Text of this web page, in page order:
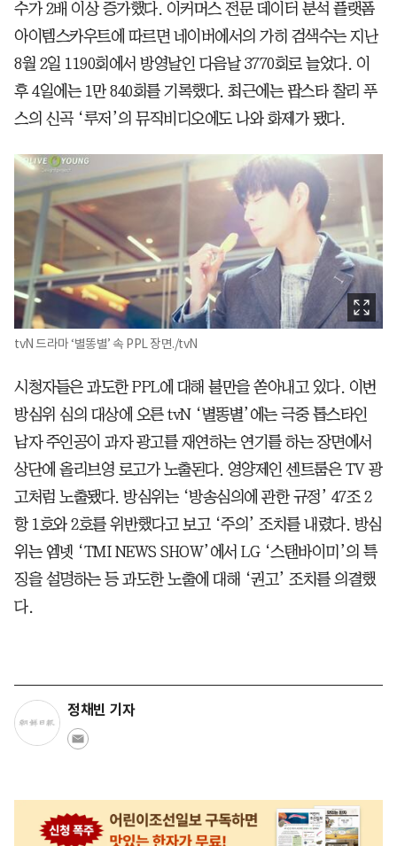
수가 2배 이상 증가했다. 이커머스 전문 데이터 분석 플랫폼
아이템스카우트에 따르면 네이버에서의 가히 검색수는 지난
8월 2일 1190회에서 방영날인 다음날 3770회로 늘었다. 이
후 4일에는 1만 840회를 기록했다. 최근에는 팝스타 찰리 푸
스의 신곡 ‘루저’의 뮤직비디오에도 나와 화제가 됐다.
tvN 드라마 ‘별똥별’ 속 PPL 장면./tvN
시청자들은 과도한 PPL에 대해 불만을 쏟아내고 있다. 이번
방심위 심의 대상에 오른 tvN ‘별똥별’에는 극중 톱스타인
남자 주인공이 과자 광고를 재연하는 연기를 하는 장면에서
상단에 올리브영 로고가 노출된다. 영양제인 센트룸은 TV 광
고처럼 노출됐다. 방심위는 ‘방송심의에 관한 규정’ 47조 2
항 1호와 2호를 위반했다고 보고 ‘주의’ 조치를 내렸다. 방심
위는 엠넷 ‘TMI NEWS SHOW’에서 LG ‘스탠바이미’의 특
징을 설명하는 등 과도한 노출에 대해 ‘권고’ 조치를 의결했
다.
정채빈 기자